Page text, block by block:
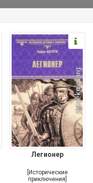
Легионер
[Исторические
приключения]